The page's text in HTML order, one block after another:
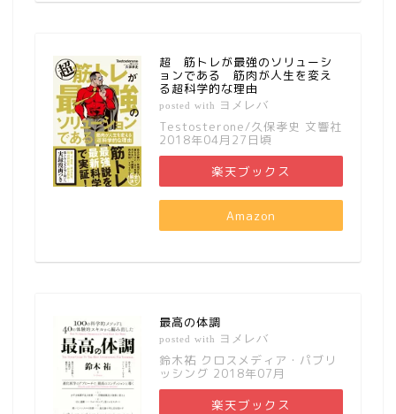
超 筋トレが最強のソリューシ
ョンである 筋肉が人生を変え
る超科学的な理由
posted with ヨメレバ
Testosterone/久保孝史 文響社
2018年04月27日頃
楽天ブックス
Amazon
最高の体調
posted with ヨメレバ
鈴木祐 クロスメディア・パブリ
ッシング 2018年07月
楽天ブックス